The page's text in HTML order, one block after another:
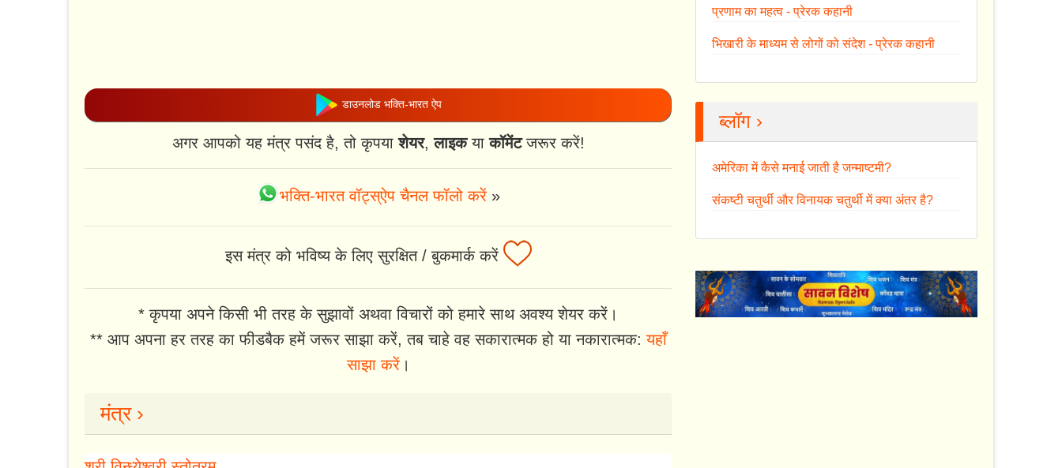
डाउनलोड भक्ति-भारत ऐप
अगर आपको यह मंत्र पसंद है, तो कृपयाशेयर,लाइकयाकॉमेंटजरूर करें!
भक्ति-भारत वॉट्स्ऐप चैनल फॉलो करें »
इस मंत्र को भविष्य के लिए सुरक्षित / बुकमार्क करें
* कृपया अपने किसी भी तरह के सुझावों अथवा विचारों को हमारे साथ अवश्य शेयर करें।
** आप अपना हर तरह का फीडबैक हमें जरूर साझा करें, तब चाहे वह सकारात्मक हो या नकारात्मक:यहाँ
साझा करें।
मंत्र ›
प्रणाम का महत्व - प्रेरक कहानी
भिखारी के माध्यम से लोगों को संदेश - प्रेरक कहानी
ब्लॉग ›
अमेरिका में कैसे मनाई जाती है जन्माष्टमी?
संकष्टी चतुर्थी और विनायक चतुर्थी में क्या अंतर है?